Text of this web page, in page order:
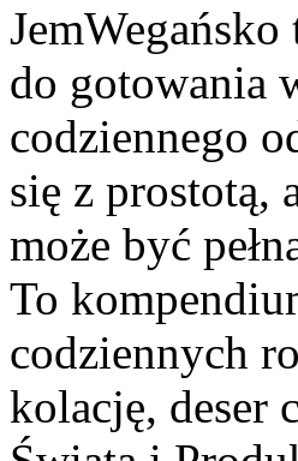
do gotowania
codziennego
się z prostotą,
może być
To
codziennych
kolację, deser